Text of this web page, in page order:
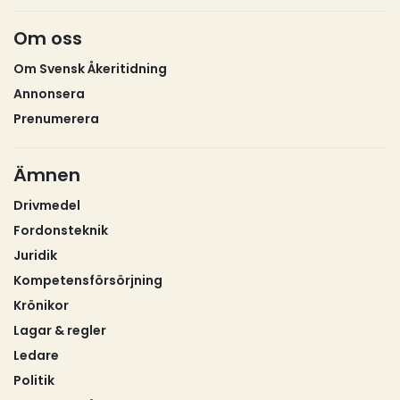
ägs av Skrotfrag och Eggens Åkeri, ska alltså även
framöver drivas som ett eget bolag – men nu inom
LBC Frakt-koncernen. Bolagets lokala närvaro,
kundrelationer och samverkan med anslutna åkerier
är centrala delar av affären.
Om oss
Om Svensk Åkeritidning
Annonsera
Prenumerera
Ämnen
Drivmedel
Fordonsteknik
Juridik
Kompetensförsörjning
Krönikor
Lagar & regler
Ledare
Politik